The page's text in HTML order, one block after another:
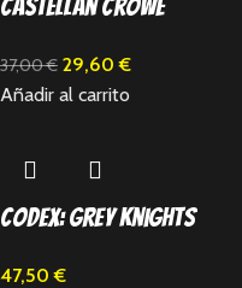
Castellan Crowe
37,00€ 29,60€
Añadir al carrito
Codex: Grey Knights
47,50€